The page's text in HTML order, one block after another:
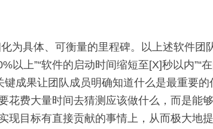
以上”“软件的启动时间缩短至[X]秒以内”“
成果让团队成员明确知道什么是最重要的
花费大量时间去猜测应该做什么，而是能
现目标有直接贡献的事情上，从而极大地